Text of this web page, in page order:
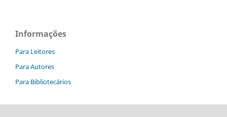
Informações
Para Leitores
Para Autores
Para Bibliotecários